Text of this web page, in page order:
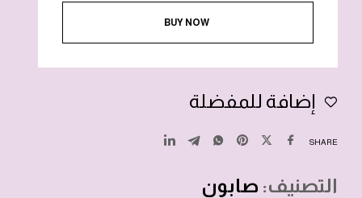
BUY NOW
إضافة للمفضلة
SHARE
التصنيف: صابون